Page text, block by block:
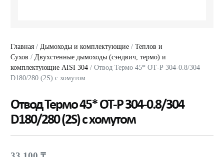
Главная / Дымоходы и комплектующие /Теплов и
Сухов / Двухстенные дымоходы (сэндвич, термо) и
комплектующие AISI 304 / Отвод Термо 45* ОТ-Р 304-0.8/304
D180/280 (2S) с хомутом
Отвод Термо 45* ОТ-Р 304-0.8/304
D180/280 (2S) с хомутом